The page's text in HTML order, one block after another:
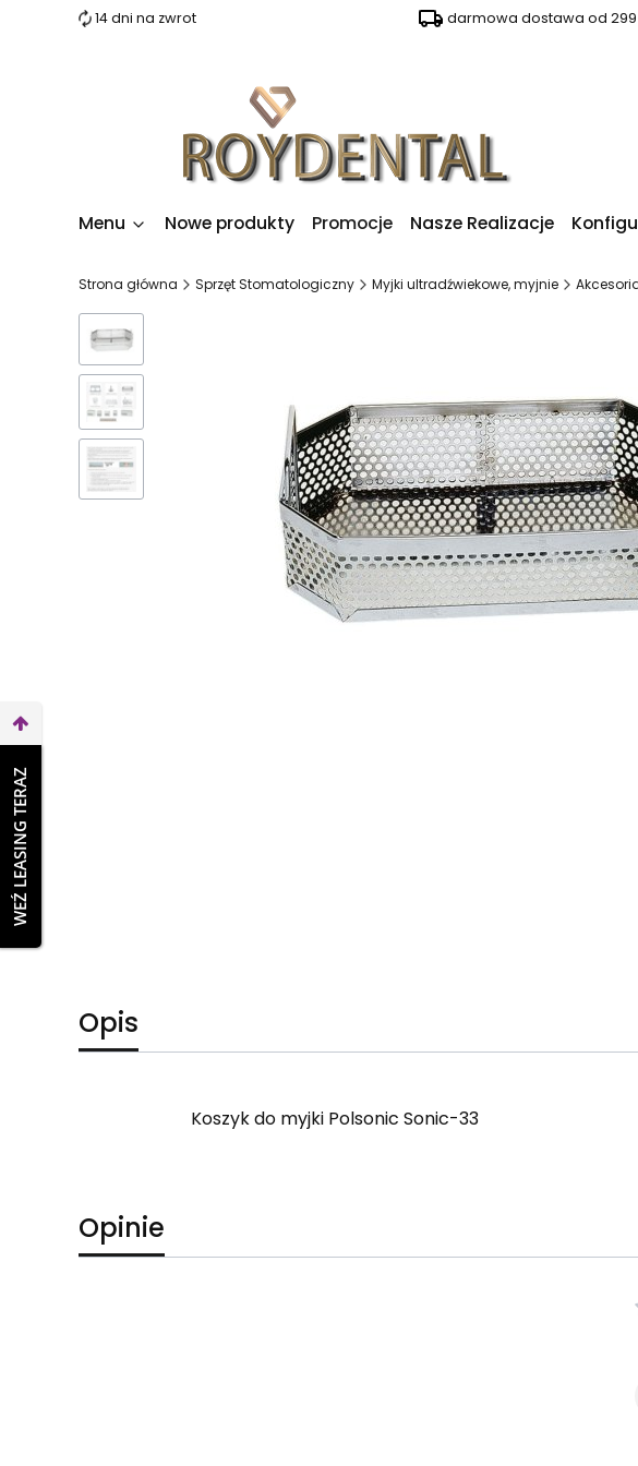
14 dni na zwrot darmowa dostawa od 299
Menu Nowe produkty Promocje Nasze Realizacje
Strona główna Sprzęt Stomatologiczny Myjki ultradźwiekowe, myjnie
Opis
Koszyk do myjki Polsonic Sonic-33
Opinie
WEŹ LEASING TERAZ